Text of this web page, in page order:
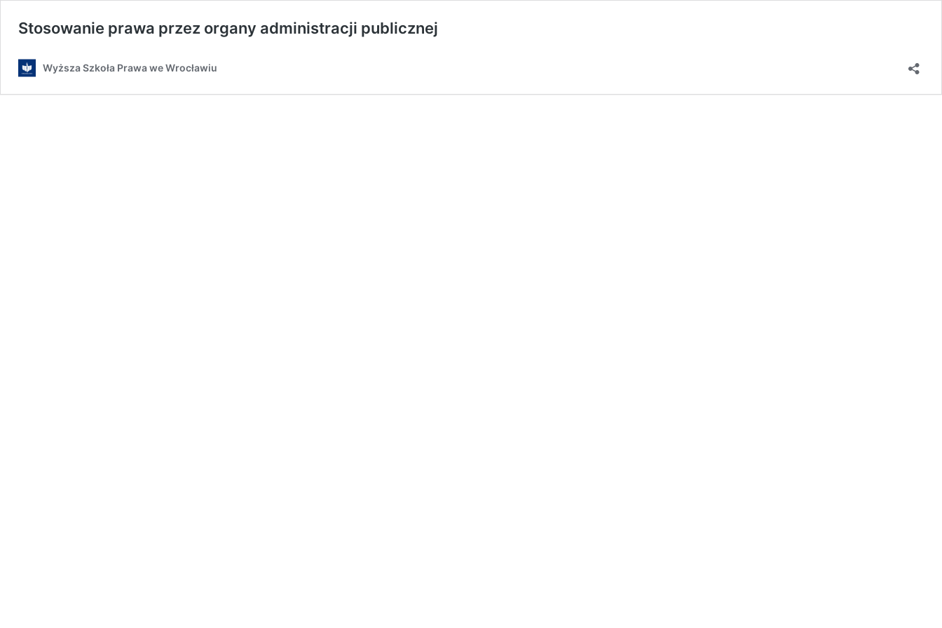
Stosowanie prawa przez organy administracji publicznej
Wyższa Szkoła Prawa we Wrocławiu